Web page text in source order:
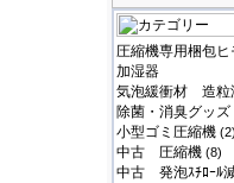
圧縮機専用梱包ヒ
加湿器
気泡緩衝材 造粒
除菌・消臭グッズ
小型ゴミ圧縮機 (2)
中古 圧縮機 (8)
中古 発泡ｽﾁﾛｰﾙ